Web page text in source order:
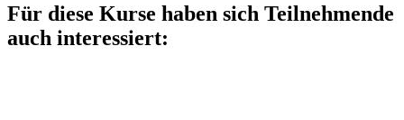
Für diese Kurse haben sich Teilnehmende
auch interessiert: